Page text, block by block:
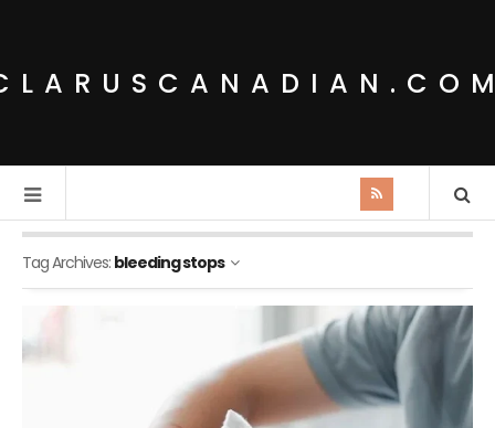
Tag Archives: bleeding stops